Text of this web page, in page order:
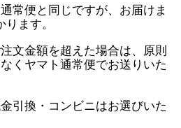
常便と同じですが、お届けま
ます。
文金額を超えた場合は、原則
くヤマト通常便でお送りいた
引換・コンビニはお選びいた